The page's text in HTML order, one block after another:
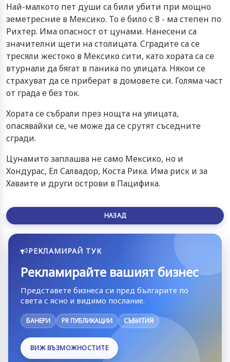
Най-малкото пет души са били убити при мощно
земетресние в Мексико. То е било с 8 - ма степен по
Рихтер. Има опасност от цунами. Нанесени са
значителни щети на столицата. Сградите са се
тресяли жестоко в Мексико сити, като хората са се
втурнали да бягат в паника по улицата. Някои се
страхуват да се приберат в домовете си. Голяма част
от града е без ток.
Хората се събрали през нощта на улицата,
опасявайки се, че може да се срутят съседните
сгради.
Цунамито заплашва не само Мексико, но и
Хондурас, Ел Салвадор, Коста Рика. Има риск и за
Хаваите и други острови в Пацифика.
НАЗАД
РЕКЛАМИРАЙ ТУК
Рекламирайте вашият бизнес
Представете бизнеса си пред българите по
света с ясно и видимо послание.
БАНЕРИ PR ПУБЛИКАЦИИ СЪБИТИЯ
ВИЖ ВЪЗМОЖНОСТИТЕ